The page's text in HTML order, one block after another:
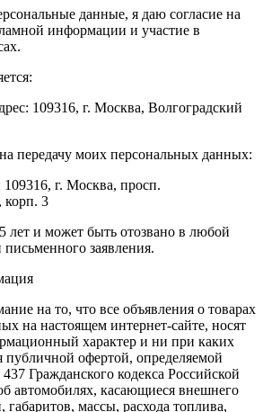
данные, я даю согласие на
информации и участие в
109316, г. Москва, Волгоградский
передачу моих персональных данных:
г. Москва, просп.
корп. 3
лет и может быть отозвано в любой
заявления.
на то, что все объявления о товарах
на настоящем интернет-сайте, носят
характер и ни при каких
публичной офертой, определяемой
Гражданского кодекса Российской
автомобилях, касающиеся внешнего
габаритов, массы, расхода топлива,